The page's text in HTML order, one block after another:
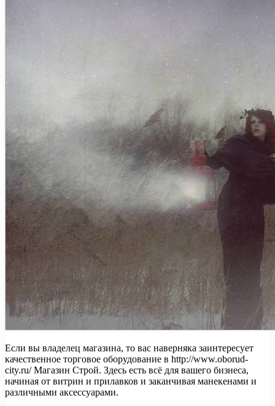
Если вы владелец магазина, то вас наверняка заинтересует
качественное торговое оборудование в http://www.oborud-
city.ru/ Магазин Строй. Здесь есть всё для вашего бизнеса,
начиная от витрин и прилавков и заканчивая манекенами и
различными аксессуарами.